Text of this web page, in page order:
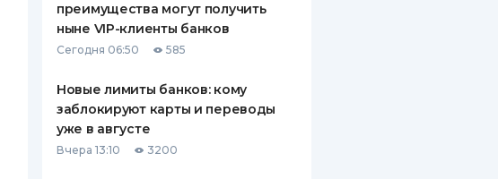
преимущества могут получить
ныне VIP-клиенты банков
Сегодня 06:50 585
Новые лимиты банков: кому
заблокируют карты и переводы
уже в августе
Вчера 13:10 3200